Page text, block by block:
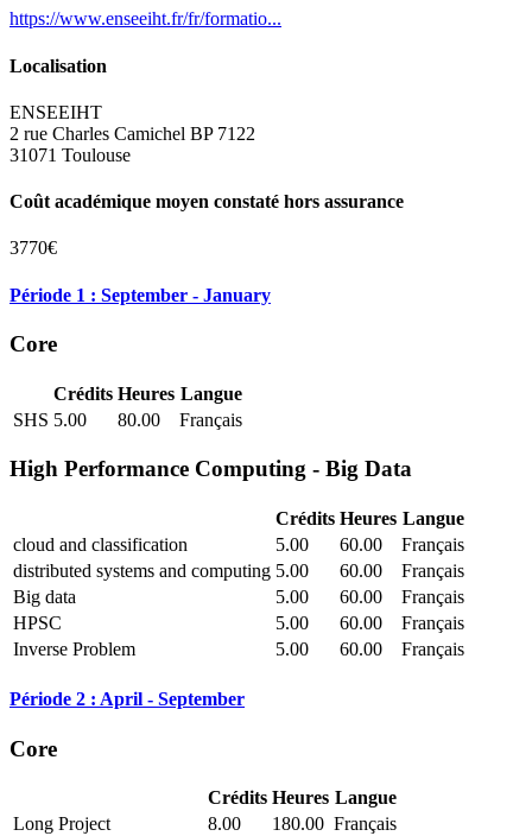
https://www.enseeiht.fr/fr/formatio...
Localisation
ENSEEIHT
2 rue Charles Camichel BP 7122
31071 Toulouse
Coût académique moyen constaté hors assurance
3770€
Période 1 : September - January
Core
Crédits Heures Langue
SHS 5.00 80.00 Français
High Performance Computing - Big Data
Crédits Heures Langue
cloud and classification
5.00 60.00
Français
distributed systems and computing 5.00 60.00
Français
Big data
5.00 60.00
Français
HPSC
5.00 60.00
Français
Inverse Problem
5.00 60.00 Français
Période 2 : April - September
Core
Crédits Heures Langue
Long Project
8.00 180.00 Français